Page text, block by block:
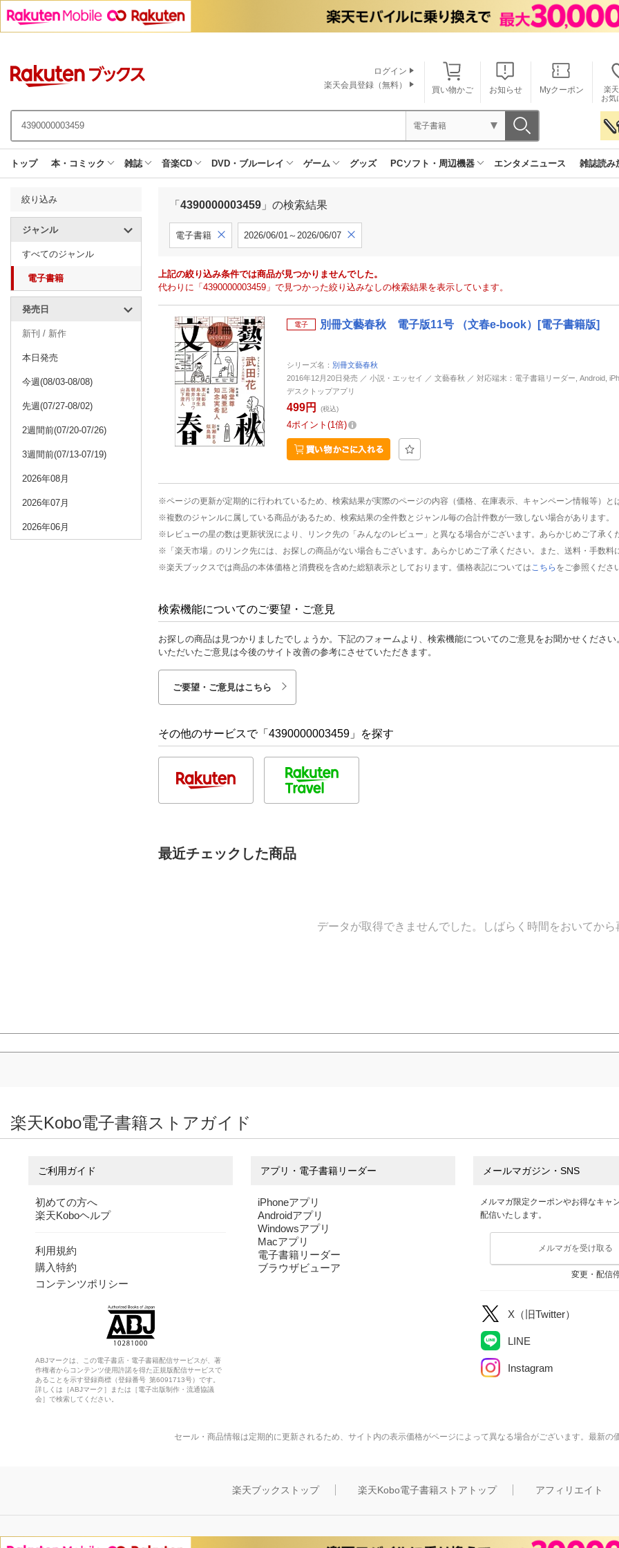
買い物かご お知らせ Myクーポン
楽
お気
ログイン
楽天会員登録（無料）
電子書籍
トップ 本・コミック 雑誌 音楽CD DVD・ブルーレイ ゲーム グッズ PCソフト・周辺機器 エンタメニュース 雑誌読み
絞り込み
ジャンル
すべてのジャンル
電子書籍
発売日
新刊 / 新作
本日発売
今週(08/03-08/08)
先週(07/27-08/02)
2週間前(07/20-07/26)
3週間前(07/13-07/19)
2026年08月
2026年07月
2026年06月
「 4390000003459 」の検索結果
電子書籍 2026/06/01～2026/06/07
上記の絞り込み条件では商品が見つかりませんでした。
代わりに「4390000003459」で見つかった絞り込みなしの検索結果を表示しています。
電子 別冊文藝春秋 電子版11号 （文春e-book）[電子書籍版]
シリーズ名： 別冊文藝春秋
2016年12月20日発売 ／ 小説・エッセイ ／ 文藝春秋 ／ 対応端末：電子書籍リーダー, Android,
デスクトップアプリ
499円 (税込)
4ポイント 1倍
※ページの更新が定期的に行われているため、検索結果が実際のページの内容（価格、在庫表示、キャンペーン情報等）と
※複数のジャンルに属している商品があるため、検索結果の全件数とジャンル毎の合計件数が一致しない場合があります。
※レビューの星の数は更新状況により、リンク先の「みんなのレビュー」と異なる場合がございます。あらかじめご了承く
※「楽天市場」のリンク先には、お探しの商品がない場合もございます。あらかじめご了承ください。また、送料・手数料
※楽天ブックスでは商品の本体価格と消費税を含めた総額表示としております。価格表記については こちら をご参照くださ
検索機能についてのご要望・ご意見
お探しの商品は見つかりましたでしょうか。下記のフォームより、検索機能についてのご意見をお聞かせください
いただいたご意見は今後のサイト改善の参考にさせていただきます。
ご要望・ご意見はこちら
その他のサービスで「4390000003459」を探す
最近チェックした商品
データが取得できませんでした。しばらく時間をおいてから
楽天Kobo電子書籍ストアガイド
ご利用ガイド
初めての方へ
楽天Koboヘルプ
利用規約
購入特約
コンテンツポリシー
ABJマークは、この電子書店・電子書籍配信サービスが、著
作権者からコンテンツ使用許諾を得た正規版配信サービスで
あることを示す登録商標（登録番号 第6091713号）です。
詳しくは［ABJマーク］または［電子出版制作・流通協議
会］で検索してください。
アプリ・電子書籍リーダー
iPhoneアプリ
Androidアプリ
Windowsアプリ
Macアプリ
電子書籍リーダー
ブラウザビューア
メールマガジン・SNS
メルマガ限定クーポンやお得なキャ
配信いたします。
メルマガを受け取る
変更・配信
X（旧Twitter）
LINE
Instagram
セール・商品情報は定期的に更新されるため、サイト内の表示価格がページによって異なる場合がございます。最新の
楽天ブックストップ 楽天Kobo電子書籍ストアトップ アフィリエイト